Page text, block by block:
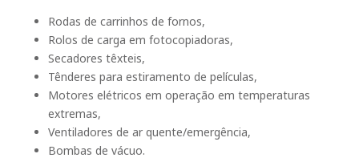
Rodas de carrinhos de fornos,
Rolos de carga em fotocopiadoras,
Secadores têxteis,
Tênderes para estiramento de películas,
Motores elétricos em operação em temperaturas
extremas,
Ventiladores de ar quente/emergência,
Bombas de vácuo.